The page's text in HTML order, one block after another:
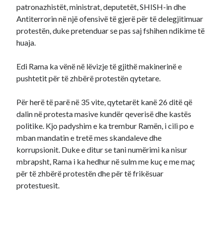
patronazhistët, ministrat, deputetët, SHISH-in dhe
Antiterrorin në një ofensivë të gjerë për të delegjitimuar
protestën, duke pretenduar se pas saj fshihen ndikime të
huaja.
Edi Rama ka vënë në lëvizje të gjithë makinerinë e
pushtetit për të zhbërë protestën qytetare.
Për herë të parë në 35 vite, qytetarët kanë 26 ditë që
dalin në protesta masive kundër qeverisë dhe kastës
politike. Kjo padyshim e ka trembur Ramën, i cili po e
mban mandatin e tretë mes skandaleve dhe
korrupsionit. Duke e ditur se tani numërimi ka nisur
mbrapsht, Rama i ka hedhur në sulm me kuç e me maç
për të zhbërë protestën dhe për të frikësuar
protestuesit.